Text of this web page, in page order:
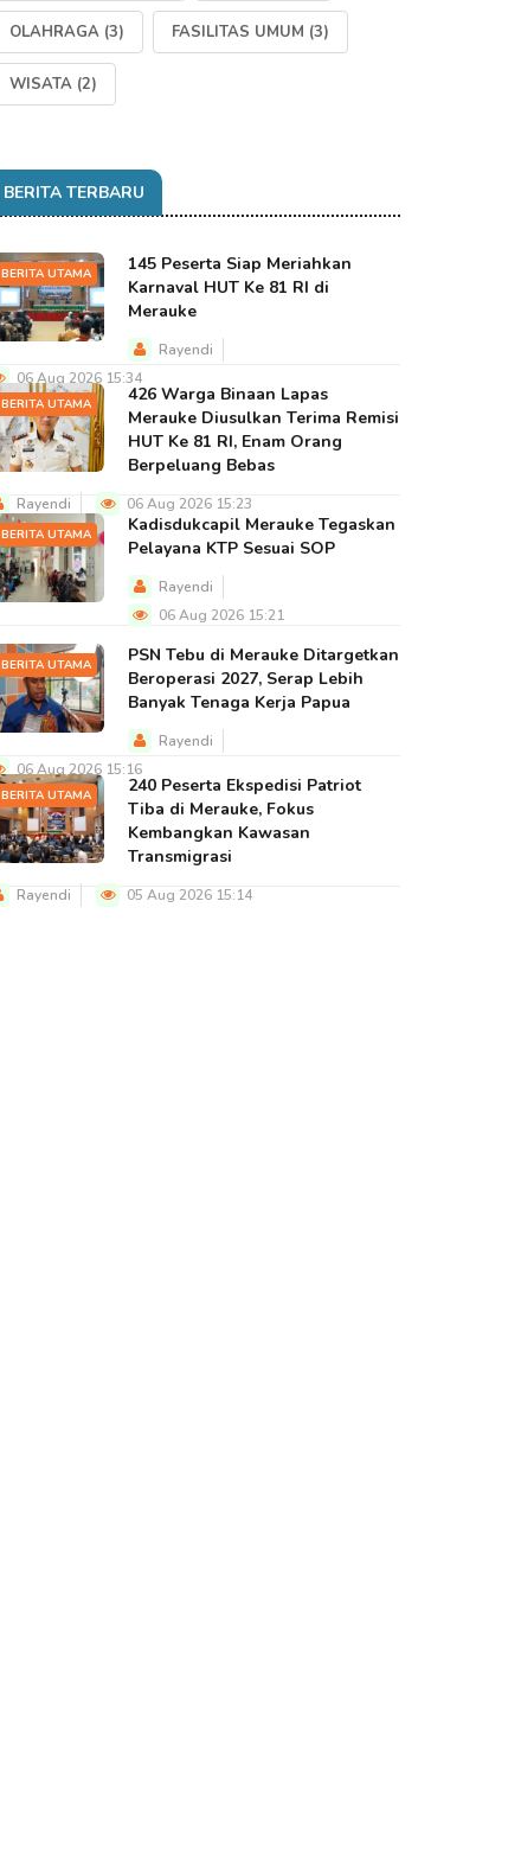
OLAHRAGA (3) FASILITAS UMUM (3)
WISATA (2)
BERITA TERBARU
BERITA UTAMA
145 Peserta Siap Meriahkan
Karnaval HUT Ke 81 RI di
Merauke
Rayendi
06 Aug 2026 15:34
BERITA UTAMA
426 Warga Binaan Lapas
Merauke Diusulkan Terima Remisi
HUT Ke 81 RI, Enam Orang
Berpeluang Bebas
Rayendi 06 Aug 2026 15:23
BERITA UTAMA
Kadisdukcapil Merauke Tegaskan
Pelayana KTP Sesuai SOP
Rayendi
06 Aug 2026 15:21
BERITA UTAMA
PSN Tebu di Merauke Ditargetkan
Beroperasi 2027, Serap Lebih
Banyak Tenaga Kerja Papua
Rayendi
06 Aug 2026 15:16
BERITA UTAMA
240 Peserta Ekspedisi Patriot
Tiba di Merauke, Fokus
Kembangkan Kawasan
Transmigrasi
Rayendi 05 Aug 2026 15:14